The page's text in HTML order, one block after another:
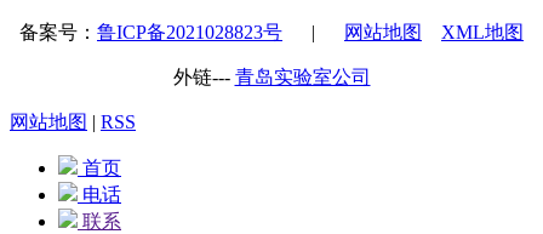
备案号： 鲁ICP备2021028823号 | 网站地图 XML地图
外链--- 青岛实验室公司
网站地图 | RSS
首页
电话
联系